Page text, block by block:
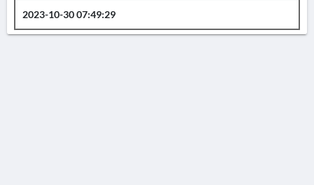
2023-10-30 07:49:29